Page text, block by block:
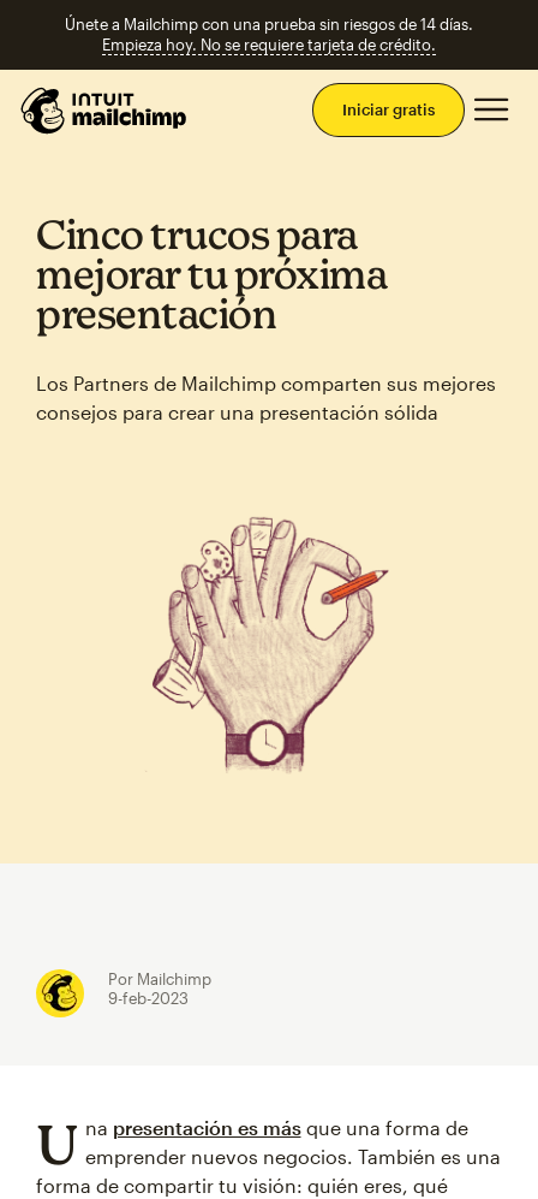
Únete a Mailchimp con una prueba sin riesgos de 14 días.
Empieza hoy. No se requiere tarjeta de crédito.
Iniciar gratis
Cinco trucos para
mejorar tu próxima
presentación
Los Partners de Mailchimp comparten sus mejores
consejos para crear una presentación sólida
Por Mailchimp
9-feb-2023
U na presentación es másque una forma de
emprender nuevos negocios. También es una
forma de compartir tu visión: quién eres, qué